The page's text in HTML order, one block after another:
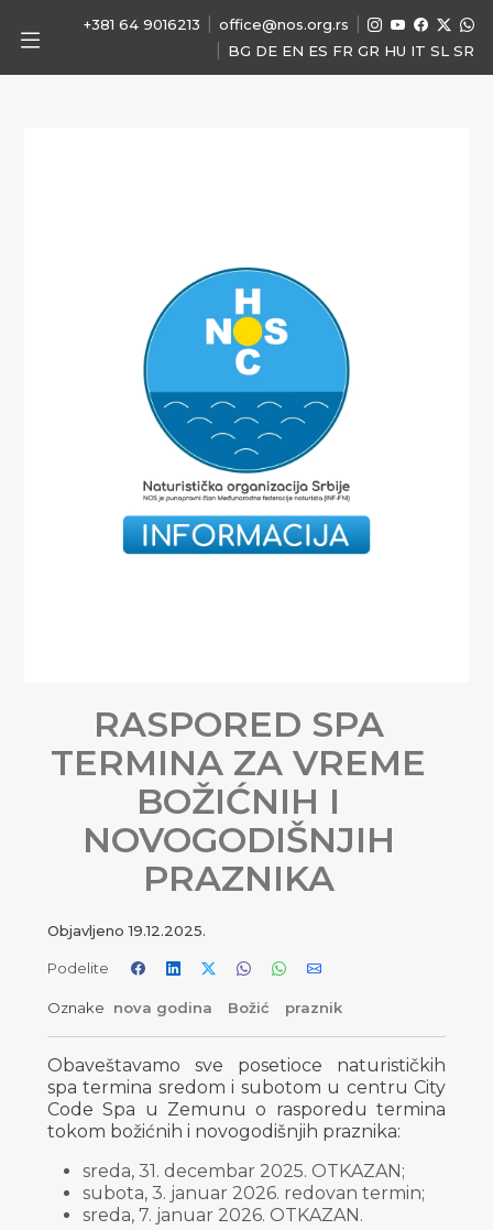
+381 64 9016213 office@nos.org.rs
BG DE EN ES FR GR HU IT SL SR
RASPORED SPA
TERMINA ZA VREME
BOŽIĆNIH I
NOVOGODIŠNJIH
PRAZNIKA
Objavljeno19.12.2025.
Podelite
Oznake nova godina Božić praznik
Obaveštavamo sve posetioce naturističkih
spa termina sredom i subotom u centru City
Code Spa u Zemunu o rasporedu termina
tokom božićnih i novogodišnjih praznika:
sreda, 31. decembar 2025. OTKAZAN;
subota, 3. januar 2026. redovan termin;
sreda, 7. januar 2026. OTKAZAN.